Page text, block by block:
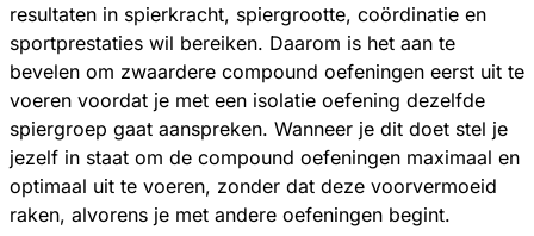
resultaten in spierkracht, spiergrootte, coördinatie en
sportprestaties wil bereiken. Daarom is het aan te
bevelen om zwaardere compound oefeningen eerst uit te
voeren voordat je met een isolatie oefening dezelfde
spiergroep gaat aanspreken. Wanneer je dit doet stel je
jezelf in staat om de compound oefeningen maximaal en
optimaal uit te voeren, zonder dat deze voorvermoeid
raken, alvorens je met andere oefeningen begint.